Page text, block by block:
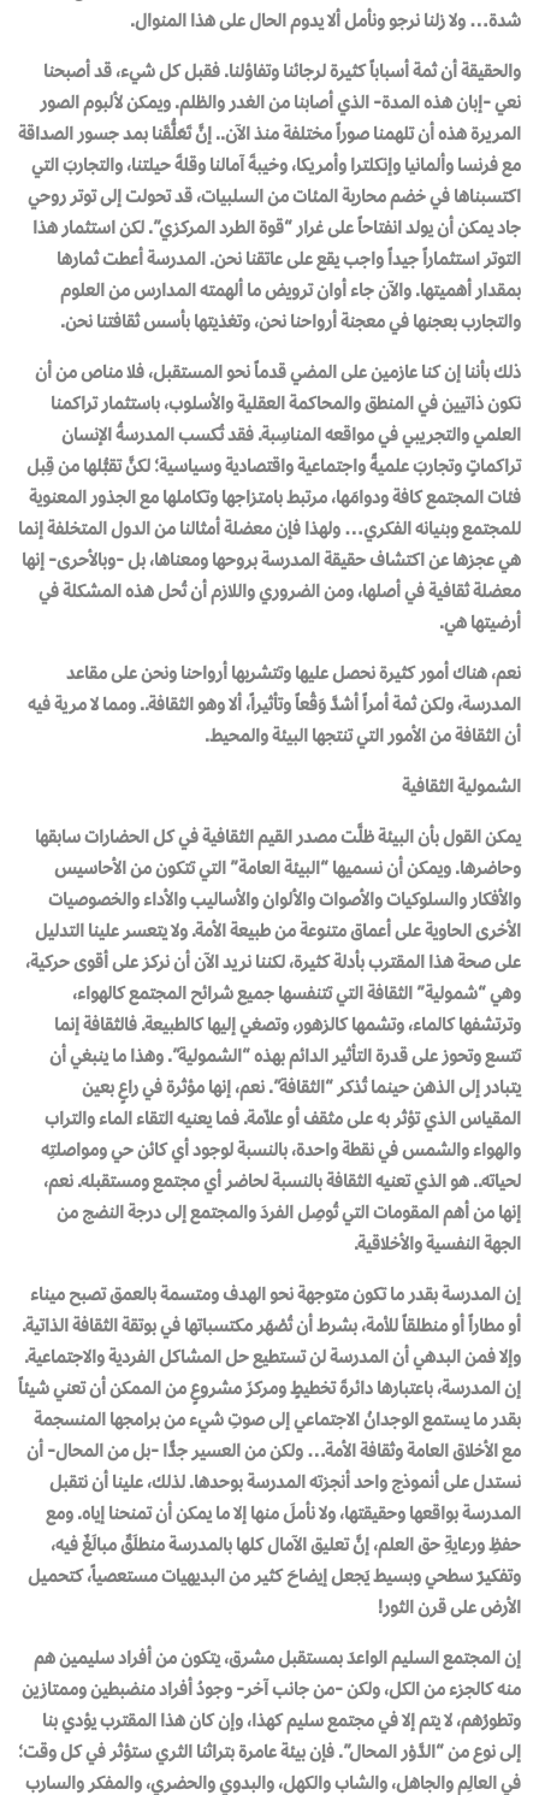
شدة… ولا زلنا نرجو ونأمل ألا يدوم الحال على هذا المنوال.
والحقيقة أن ثمة أسباباً كثيرة لرجائنا وتفاؤلنا. فقبل كل شيء، قد أصبحنا
نعي -إبان هذه المدة- الذي أصابنا من الغدر والظلم. ويمكن لألبوم الصور
المريرة هذه أن تلهمنا صوراً مختلفة منذ الآن.. إنَّ تَعَلُّقَنا بمد جسور الصداقة
مع فرنسا وألمانيا وإنكلترا وأمريكا، وخيبةَ آمالنا وقلةَ حيلتنا، والتجاربَ التي
اكتسبناها في خضم محاربة المئات من السلبيات، قد تحولت إلى توتر روحي
جاد يمكن أن يولد انفتاحاً على غرار “قوة الطرد المركزي”. لكن استثمار هذا
التوتر استثماراً جيداً واجب يقع على عاتقنا نحن. المدرسة أعطت ثمارها
بمقدار أهميتها. والآن جاء أوان ترويض ما ألهمته المدارس من العلوم
والتجارب بعجنها في معجنة أرواحنا نحن، وتغذيتها بأسس ثقافتنا نحن.
ذلك بأننا إن كنا عازمين على المضي قدماً نحو المستقبل، فلا مناص من أن
نكون ذاتيين في المنطق والمحاكمة العقلية والأسلوب، باستثمار تراكمنا
العلمي والتجريبي في مواقعه المناسِبة. فقد تُكسب المدرسةُ الإنسان
تراكماتٍ وتجاربَ علميةً واجتماعية واقتصادية وسياسية؛ لكنَّ تقبُّلها من قِبل
فئات المجتمع كافة ودوامَها، مرتبط بامتزاجها وتكاملها مع الجذور المعنوية
للمجتمع وبنيانه الفكري… ولهذا فإن معضلة أمثالنا من الدول المتخلفة إنما
هي عجزها عن اكتشاف حقيقة المدرسة بروحها ومعناها، بل -وبالأحرى- إنها
معضلة ثقافية في أصلها، ومن الضروري واللازم أن تُحل هذه المشكلة في
أرضيتها هي.
نعم، هناك أمور كثيرة نحصل عليها وتتشربها أرواحنا ونحن على مقاعد
المدرسة، ولكن ثمة أمراً أشدَّ وَقْعاً وتأثيراً، ألا وهو الثقافة.. ومما لا مرية فيه
أن الثقافة من الأمور التي تنتجها البيئة والمحيط.
الشمولية الثقافية
يمكن القول بأن البيئة ظلَّت مصدر القيم الثقافية في كل الحضارات سابقها
وحاضرها. ويمكن أن نسميها “البيئة العامة” التي تتكون من الأحاسيس
والأفكار والسلوكيات والأصوات والألوان والأساليب والأداء والخصوصيات
الأخرى الحاوية على أعماق متنوعة من طبيعة الأمة. ولا يتعسر علينا التدليل
على صحة هذا المقترب بأدلة كثيرة، لكننا نريد الآن أن نركز على أقوى حركية،
وهي “شمولية” الثقافة التي تتنفسها جميع شرائح المجتمع كالهواء،
وترتشفها كالماء، وتشمها كالزهور، وتصغي إليها كالطبيعة. فالثقافة إنما
تتسع وتحوز على قدرة التأثير الدائم بهذه “الشمولية”. وهذا ما ينبغي أن
يتبادر إلى الذهن حينما تُذكر “الثقافة”. نعم، إنها مؤثرة في راعٍ بعين
المقياس الذي تؤثر به على مثقف أو علاّمة. فما يعنيه التقاء الماء والتراب
والهواء والشمس في نقطة واحدة، بالنسبة لوجود أي كائن حي ومواصلتِه
لحياته.. هو الذي تعنيه الثقافة بالنسبة لحاضر أي مجتمع ومستقبله. نعم،
إنها من أهم المقومات التي تُوصِل الفردَ والمجتمع إلى درجة النضج من
الجهة النفسية والأخلاقية.
إن المدرسة بقدر ما تكون متوجهة نحو الهدف ومتسمة بالعمق تصبح ميناء
أو مطاراً أو منطلقاً للأمة، بشرط أن تُصْهَر مكتسباتها في بوتقة الثقافة الذاتية.
وإلا فمن البدهي أن المدرسة لن تستطيع حل المشاكل الفردية والاجتماعية.
إن المدرسة، باعتبارها دائرةَ تخطيطٍ ومركزَ مشروعٍ من الممكن أن تعني شيئاً
بقدر ما يستمع الوجدانُ الاجتماعي إلى صوتِ شيء من برامجها المنسجمة
مع الأخلاق العامة وثقافة الأمة… ولكن من العسير جدًّا -بل من المحال- أن
نستدل على أنموذج واحد أنجزته المدرسة بوحدها. لذلك، علينا أن نتقبل
المدرسة بواقعها وحقيقتها، ولا نأملَ منها إلا ما يمكن أن تمنحنا إياه. ومع
حفظِ ورعايةِ حق العلم، إنَّ تعليق الآمال كلها بالمدرسة منطلَقٌ مبالَغٌ فيه،
وتفكيرٌ سطحي وبسيط يَجعل إيضاحَ كثير من البديهيات مستعصياً، كتحميل
الأرض على قرن الثور!
إن المجتمع السليم الواعدَ بمستقبل مشرق، يتكون من أفراد سليمين هم
منه كالجزء من الكل، ولكن -من جانب آخر- وجودُ أفراد منضبطين وممتازين
وتطورُهم، لا يتم إلا في مجتمع سليم كهذا، وإن كان هذا المقترب يؤدي بنا
إلى نوع من “الدَّوْر المحال”. فإن بيئة عامرة بتراثنا الثري ستؤثر في كل وقت؛
في العالِم والجاهل، والشاب والكهل، والبدوي والحضري، والمفكر والسارب